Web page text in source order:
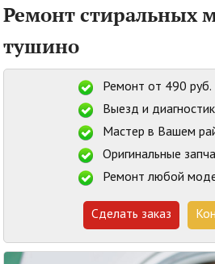
Ремонт
тушино
Ремонт от 490 руб.
Выезд и
Мастер в Вашем
Оригинальные
Ремонт любой
Сделать заказ